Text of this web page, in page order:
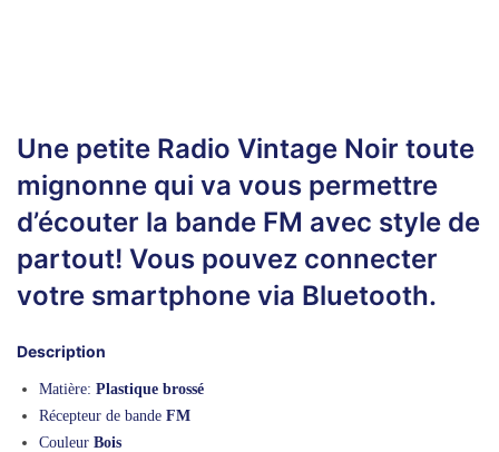
Une petite Radio Vintage Noir toute
mignonne qui va vous permettre
d’écouter la bande FM avec style de
partout! Vous pouvez connecter
votre smartphone via Bluetooth.
Description
Matière: Plastique brossé
Récepteur de bande FM
Couleur Bois